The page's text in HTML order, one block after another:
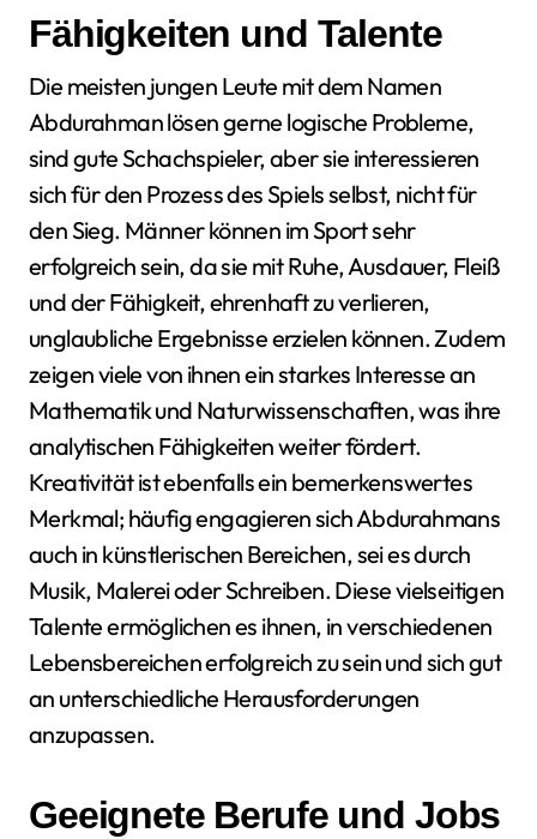
Fähigkeiten und Talente
Die meisten jungen Leute mit dem Namen
Abdurahman lösen gerne logische Probleme,
sind gute Schachspieler, aber sie interessieren
sich für den Prozess des Spiels selbst, nicht für
den Sieg. Männer können im Sport sehr
erfolgreich sein, da sie mit Ruhe, Ausdauer, Fleiß
und der Fähigkeit, ehrenhaft zu verlieren,
unglaubliche Ergebnisse erzielen können. Zudem
zeigen viele von ihnen ein starkes Interesse an
Mathematik und Naturwissenschaften, was ihre
analytischen Fähigkeiten weiter fördert.
Kreativität ist ebenfalls ein bemerkenswertes
Merkmal; häufig engagieren sich Abdurahmans
auch in künstlerischen Bereichen, sei es durch
Musik, Malerei oder Schreiben. Diese vielseitigen
Talente ermöglichen es ihnen, in verschiedenen
Lebensbereichen erfolgreich zu sein und sich gut
an unterschiedliche Herausforderungen
anzupassen.
Geeignete Berufe und Jobs